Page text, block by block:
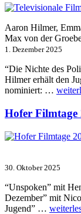
Aaron Hilmer,
Max von der
1. Dezember 2025
“Die Nichte des
Hilmer erhält den
nominiert: …
und
2025“
Hofer Filmtage
30. Oktober 2025
“Unspoken” mit
Dezember” mit
Jugend” … „Hofer